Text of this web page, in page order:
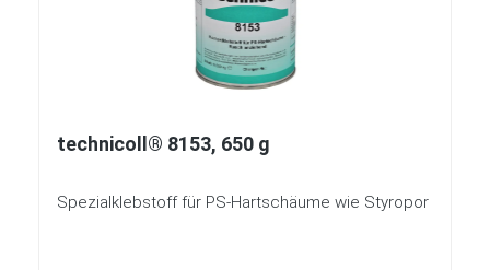
technicoll® 8153, 650 g
Spezialklebstoff für PS-Hartschäume wie Styropor